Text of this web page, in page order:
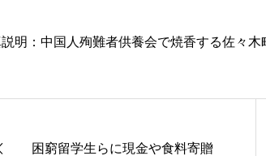
説明：中国人殉難者供養会で焼香する佐々木
困窮留学生らに現金や食料寄贈